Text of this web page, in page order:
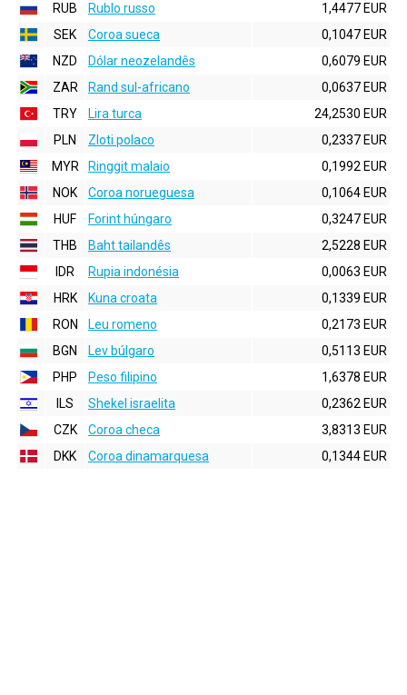
RUB
Rublo russo
1,4477 EUR
SEK
Coroa sueca
0,1047 EUR
NZD
Dólar neozelandês
0,6079 EUR
ZAR
Rand sul-africano
0,0637 EUR
TRY
Lira turca
24,2530 EUR
PLN
Zloti polaco
0,2337 EUR
MYR
Ringgit malaio
0,1992 EUR
NOK
Coroa norueguesa
0,1064 EUR
HUF
Forint húngaro
0,3247 EUR
THB
Baht tailandês
2,5228 EUR
IDR
Rupia indonésia
0,0063 EUR
HRK
Kuna croata
0,1339 EUR
RON
Leu romeno
0,2173 EUR
BGN
Lev búlgaro
0,5113 EUR
PHP
Peso filipino
1,6378 EUR
ILS
Shekel israelita
0,2362 EUR
CZK
Coroa checa
3,8313 EUR
DKK
Coroa dinamarquesa 0,1344 EUR